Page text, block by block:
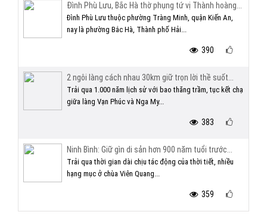
Đình Phù Lưu, Bắc Hà thờ phụng tứ vị Thành hoàng...
Đình Phù Lưu thuộc phường Tràng Minh, quận Kiến An,
nay là phường Bắc Hà, Thành phố Hải...
390
2 ngôi làng cách nhau 30km giữ trọn lời thề suốt...
Trải qua 1.000 năm lịch sử với bao thăng trầm, tục kết chạ
giữa làng Vạn Phúc và Nga My...
383
Ninh Bình: Giữ gìn di sản hơn 900 năm tuổi trước...
Trải qua thời gian dài chịu tác động của thời tiết, nhiều
hạng mục ở chùa Viên Quang...
359